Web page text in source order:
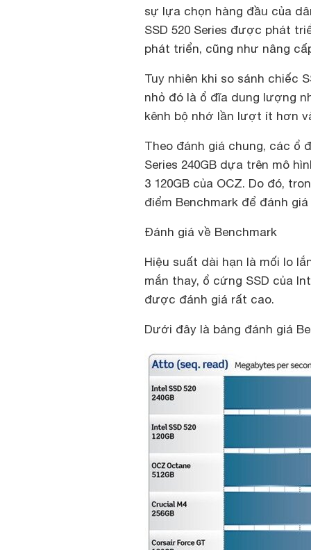
sự lựa chọn hàng đầu của
SSD 520 Series được phát
phát triển, cũng như nâng
Tuy nhiên khi so sánh chiếc
nhỏ đó là ổ đĩa dung lượng
kênh bộ nhớ lần lượt ít hơn
Theo đánh giá chung, các ổ
Series 240GB dựa trên mô
3 120GB của OCZ. Do đó,
điểm Benchmark để đánh
Đánh giá về Benchmark
Hiệu suất dài hạn là mối lo
mắn thay, ổ cứng SSD của
được đánh giá rất cao.
Dưới đây là bảng đánh giá